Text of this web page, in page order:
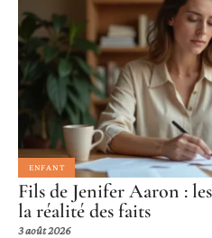
ENFANT
Fils de Jenifer Aaron :
la réalité des faits
3 août 2026